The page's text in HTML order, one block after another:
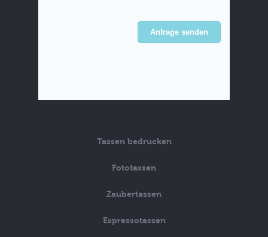
Anfrage senden
Tassen bedrucken
Fototassen
Zaubertassen
Espressotassen